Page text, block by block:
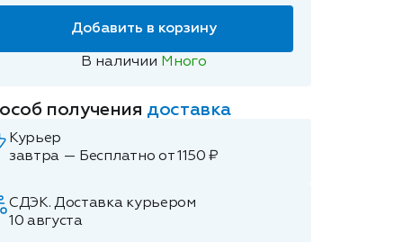
Добавить в корзину
В наличии Много
получения доставка
Курьер
завтра — Бесплатно от 1150 ₽
СДЭК. Доставка курьером
10 августа